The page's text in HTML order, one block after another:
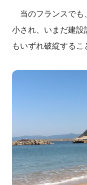
当のフランスでも
小され、いまだ建設
もいずれ破綻するこ